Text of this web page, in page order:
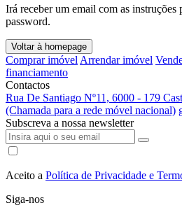
Irá receber um email com as instruções
password.
Voltar à homepage
Comprar imóvel Arrendar imóvel
financiamento
Contactos
Rua De Santiago Nº11, 6000 - 179
(Chamada para a rede móvel nacional)
Subscreva a nossa newsletter
Aceito a Política de Privacidade e
Siga-nos